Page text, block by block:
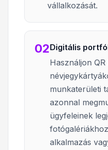
vállalkozását.
02Digitális
Használjon
munkaterületi
azonnal
ügyfeleinek
alkalmazás